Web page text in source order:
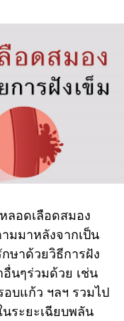
ลอดเลือดสมอง
มมาหลังจากเป็น
ษาด้วยวิธีการฝัง
นๆร่วมด้วย เช่น
บแก้ว ฯลฯ รวมไป
ระยะเฉียบพลัน